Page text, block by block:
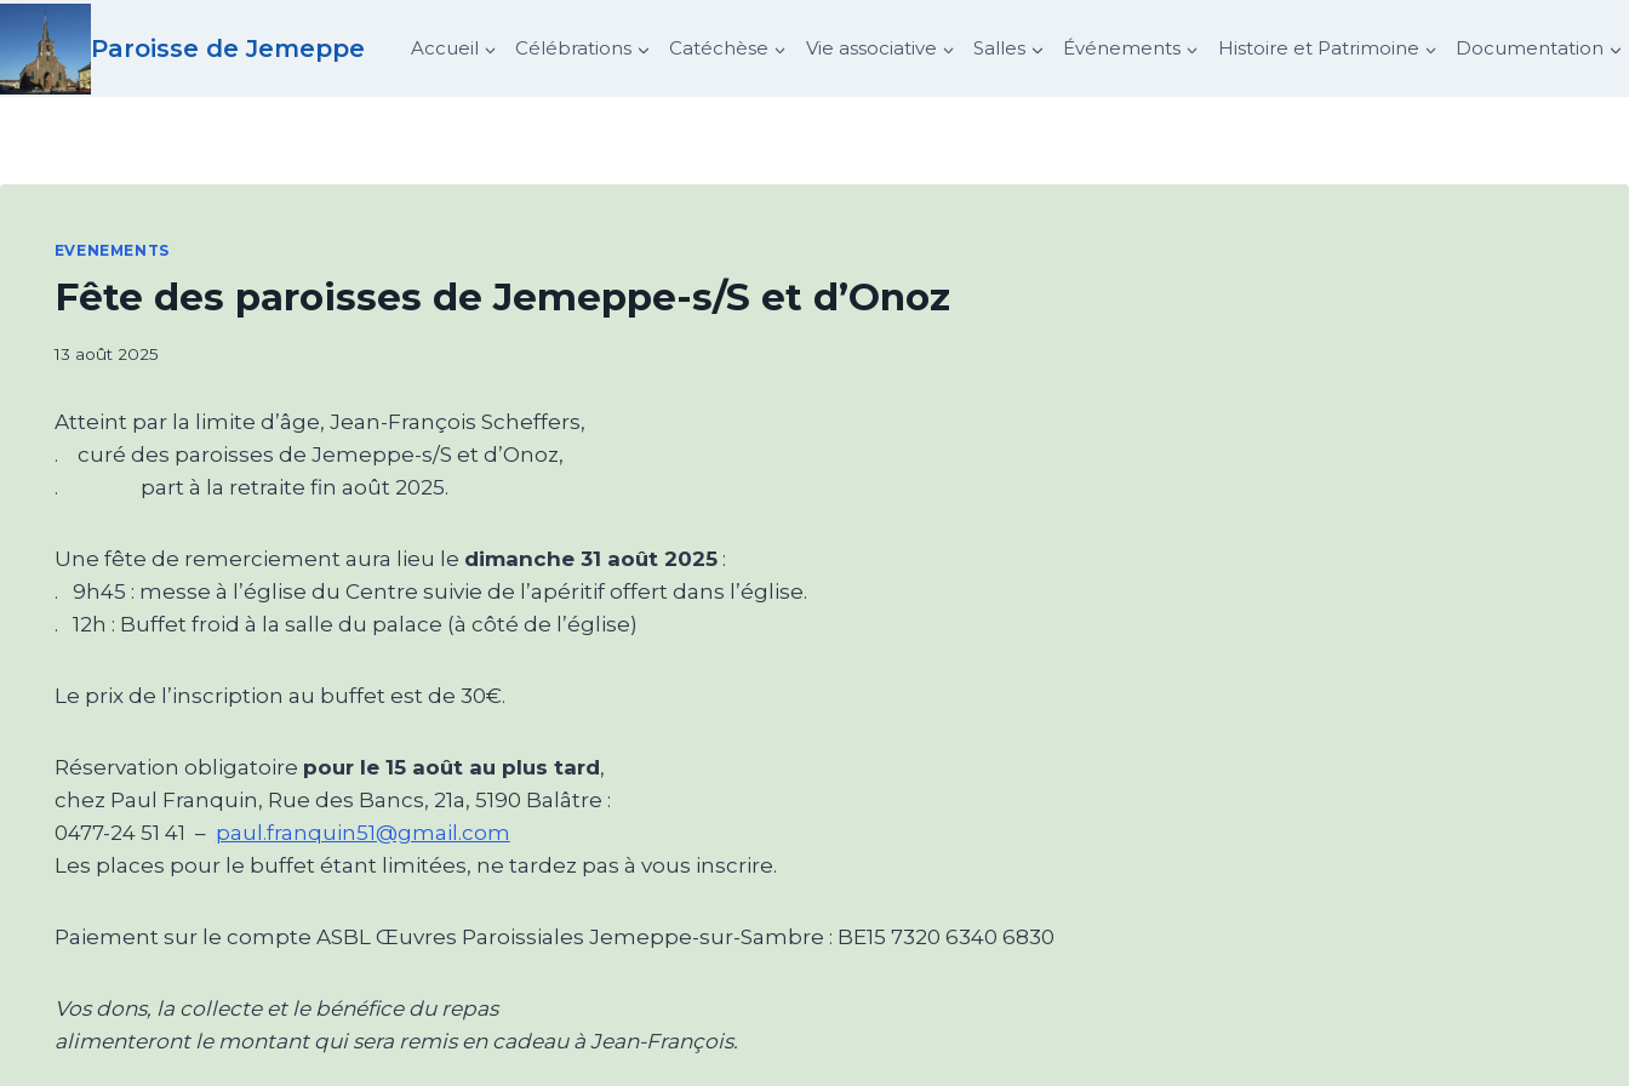
Aller
contenu
Paroisse de Jemeppe Accueil Célébrations Catéchèse Vie associative Salles Événements Histoire et Patrimoine Documentation
EVENEMENTS
Fête des paroisses de Jemeppe-s/S et d’Onoz
13 août 2025
Atteint par la limite d’âge, Jean-François Scheffers,
. curé des paroisses de Jemeppe-s/S et d’Onoz,
. part à la retraite fin août 2025.
Une fête de remerciement aura lieu le dimanche 31 août 2025:
. 9h45 : messe à l’église du Centre suivie de l’apéritif offert dans l’église.
. 12h : Buffet froid à la salle du palace (à côté de l’église)
Le prix de l’inscription au buffet est de 30€.
Réservation obligatoire pour le 15 août au plus tard,
chez Paul Franquin, Rue des Bancs, 21a, 5190 Balâtre :
0477-24 51 41 – paul.franquin51@gmail.com
Les places pour le buffet étant limitées, ne tardez pas à vous inscrire.
Paiement sur le compte ASBL Œuvres Paroissiales Jemeppe-sur-Sambre : BE15 7320 6340 6830
Vos dons, la collecte et le bénéfice du repas
alimenteront le montant qui sera remis en cadeau à Jean-François.